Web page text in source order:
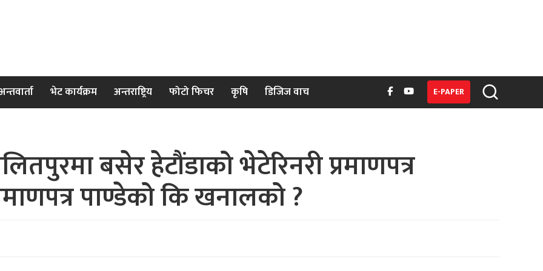
भेट कार्यक्रम अन्तराष्ट्रिय फोटो फिचर कृषि डिजिज वाच E-PAPER
बसेर हेटौंडाको भेटेरिनरी प्रमाणपत्र
पाण्डेको कि खनालको ?